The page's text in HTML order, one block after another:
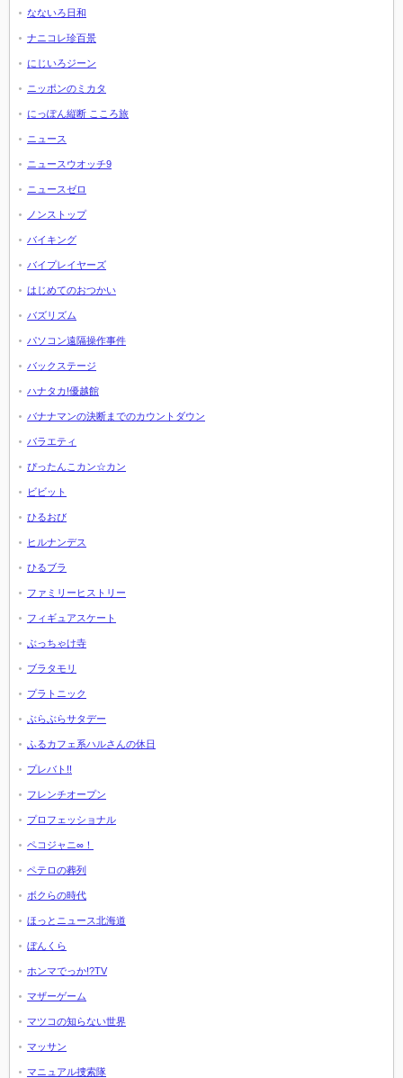
なないろ日和
ナニコレ珍百景
にじいろジーン
ニッポンのミカタ
にっぽん縦断 こころ旅
ニュース
ニュースウオッチ9
ニュースゼロ
ノンストップ
バイキング
バイプレイヤーズ
はじめてのおつかい
バズリズム
パソコン遠隔操作事件
バックステージ
ハナタカ!優越館
バナナマンの決断までのカウントダウン
バラエティ
ぴったんこカン☆カン
ビビット
ひるおび
ヒルナンデス
ひるブラ
ファミリーヒストリー
フィギュアスケート
ぶっちゃけ寺
ブラタモリ
プラトニック
ぶらぶらサタデー
ふるカフェ系ハルさんの休日
プレバト!!
フレンチオープン
プロフェッショナル
ペコジャニ∞！
ペテロの葬列
ボクらの時代
ほっとニュース北海道
ぼんくら
ホンマでっか!?TV
マザーゲーム
マツコの知らない世界
マッサン
マニュアル捜索隊